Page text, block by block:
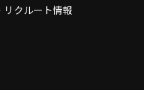
リクルート情報